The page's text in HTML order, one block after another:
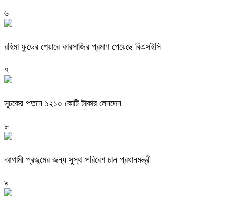
৬
রহিমা ফুডের শেয়ারে কারসাজির প্রমাণ পেয়েছে বিএসইসি
৭
সূচকের পতনে ১২১০ কোটি টাকার লেনদেন
৮
আগামী প্রজন্মের জন্য সুস্থ পরিবেশ চান প্রধানমন্ত্রী
৯